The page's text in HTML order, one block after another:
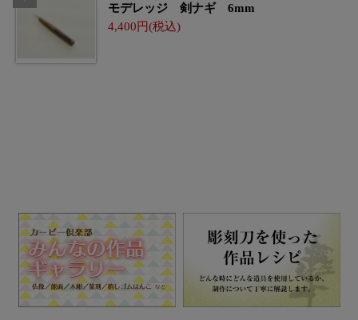
モデレッジ 剣ナギ 6mm
4,400